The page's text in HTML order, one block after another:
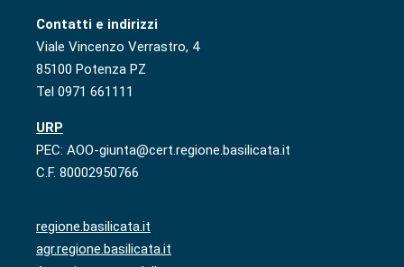
Contatti e indirizzi
Viale Vincenzo Verrastro, 4
85100 Potenza PZ
Tel 0971 661111
URP
PEC: AOO-giunta@cert.regione.basilicata.it
C.F. 80002950766
regione.basilicata.it
agr.regione.basilicata.it